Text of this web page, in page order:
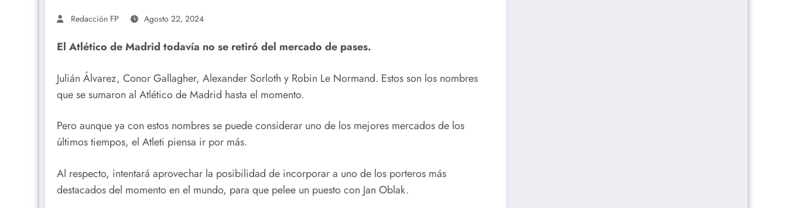
Redacción FP Agosto 22, 2024
El Atlético de Madrid todavía no se retiró del mercado de pases.
Julián Álvarez, Conor Gallagher, Alexander Sorloth y Robin Le Normand. Estos son los nombres
que se sumaron al Atlético de Madrid hasta el momento.
Pero aunque ya con estos nombres se puede considerar uno de los mejores mercados de los
últimos tiempos, el Atleti piensa ir por más.
Al respecto, intentará aprovechar la posibilidad de incorporar a uno de los porteros más
destacados del momento en el mundo, para que pelee un puesto con Jan Oblak.